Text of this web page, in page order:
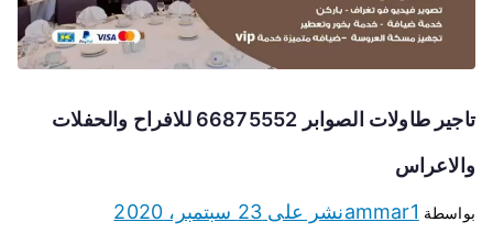
تاجير طاولات الصوابر 66875552 للافراح والحفلات
والاعراس
بواسطة ammar1نشر على 23 سبتمبر، 2020